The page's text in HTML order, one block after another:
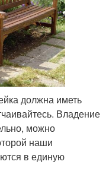
должна иметь
Владение
можно
наши
в единую